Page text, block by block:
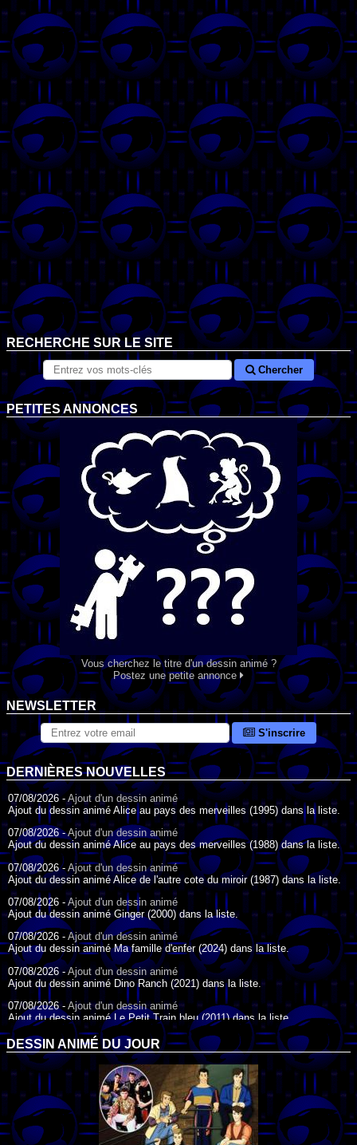
RECHERCHE SUR LE SITE
Chercher
PETITES ANNONCES
Vous cherchez le titre d'un dessin animé ?
Postez une petite annonce
NEWSLETTER
S'inscrire
DERNIÈRES NOUVELLES
07/08/2026 -Ajout d'un dessin animé
Ajout du dessin animé Alice au pays des merveilles (1995) dans la liste.
07/08/2026 -Ajout d'un dessin animé
Ajout du dessin animé Alice au pays des merveilles (1988) dans la liste.
07/08/2026 - Ajout d'un dessin animé
Ajout du dessin animé Alice de l'autre cote du miroir (1987) dans la liste.
07/08/2026 - Ajout d'un dessin animé
Ajout du dessin animé Ginger (2000) dans la liste.
07/08/2026 - Ajout d'un dessin animé
Ajout du dessin animé Ma famille d'enfer (2024) dans la liste.
07/08/2026 -Ajout d'un dessin animé
Ajout du dessin animé Dino Ranch (2021) dans la liste.
07/08/2026 -Ajout d'un dessin animé
Ajout du dessin animé Le Petit Train bleu (2011) dans la liste.
07/08/2026 - Ajout d'un dessin animé
Ajout du dessin animé Agent Spécial Oso (2009) dans la liste.
17/07/2026 -Ajout d'un dessin animé
Ajout du dessin animé Peter Pan (1988) dans la liste.
17/07/2026 -Ajout d'un dessin animé
Ajout du dessin animé Le Bossu de Notre-Dame (1996) dans la liste.
DESSIN ANIMÉ DU JOUR